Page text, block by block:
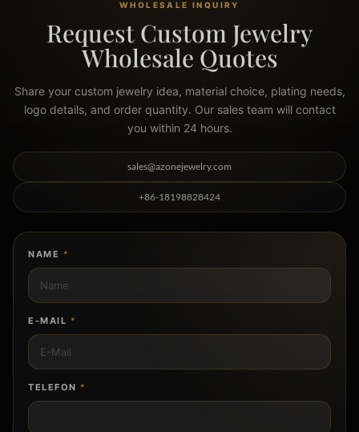
WHOLESALE INQUIRY
Request Custom Jewelry
Wholesale Quotes
Share your custom jewelry idea, material choice, plating needs,
logo details, and order quantity. Our sales team will contact
you within 24 hours.
sales@azonejewelry.com
+86-18198828424
NAME
E-MAIL
TELEFON